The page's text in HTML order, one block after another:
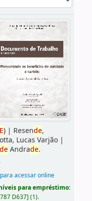
)| Resende,
Lucas Varjão|
deAndrade.
acessar online
para empréstimo:
D637] (1).